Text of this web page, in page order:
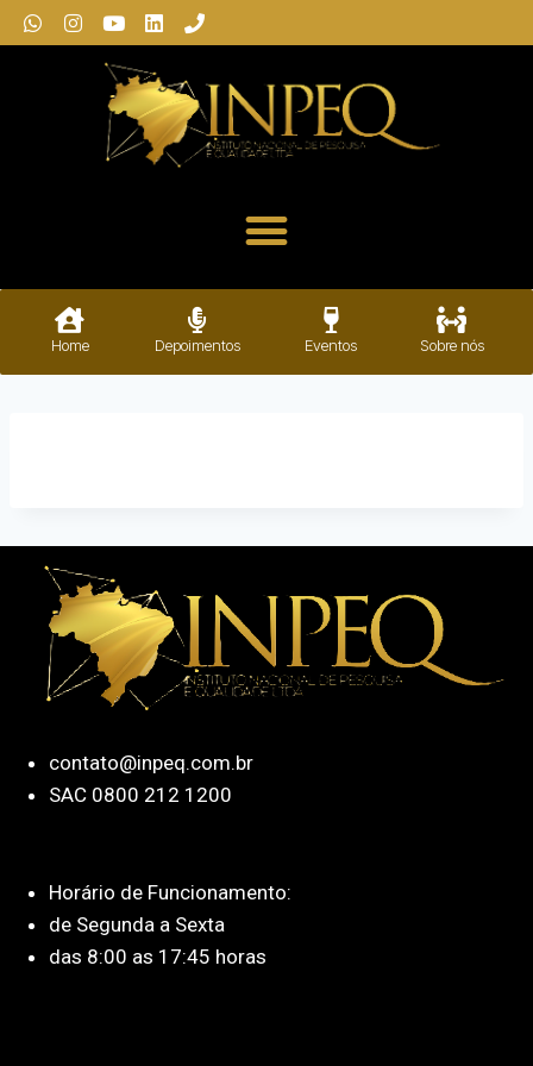
Home Depoimentos Eventos Sobre nós
contato@inpeq.com.br
SAC 0800 212 1200
Horário de Funcionamento:
de Segunda a Sexta
das 8:00 as 17:45 horas